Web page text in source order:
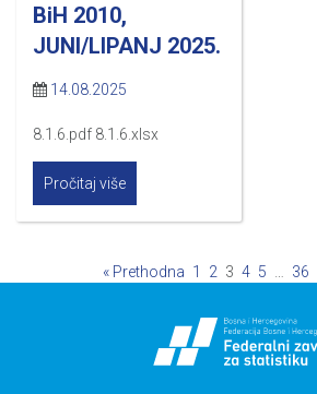
BiH 2010,
JUNI/LIPANJ 2025.
14.08.2025
8.1.6.pdf 8.1.6.xlsx
Pročitaj više
« Prethodna 1 2 3 4 5 36